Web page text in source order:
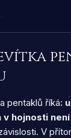
pentaklů říká:
hojnosti
V